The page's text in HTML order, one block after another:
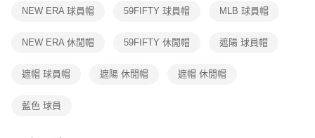
客戶支援中心」https://netprotections.freshdesk.com/support/home
１．透過由恩沛科技股份有限公司提供之「AFTEE先享後付」服務完成之交
權轉讓予恩沛科技股份有限公司。
３．未成年的使用者請事先徵得法定代理人或監護人之同意方可使用
NEW ERA 球員帽 59FIFTY 球員帽 MLB 球員帽
NEW ERA 休閒帽 59FIFTY 休閒帽 遮陽 球員帽
遮帽 球員帽 遮陽 休閒帽 遮帽 休閒帽
藍色 球員